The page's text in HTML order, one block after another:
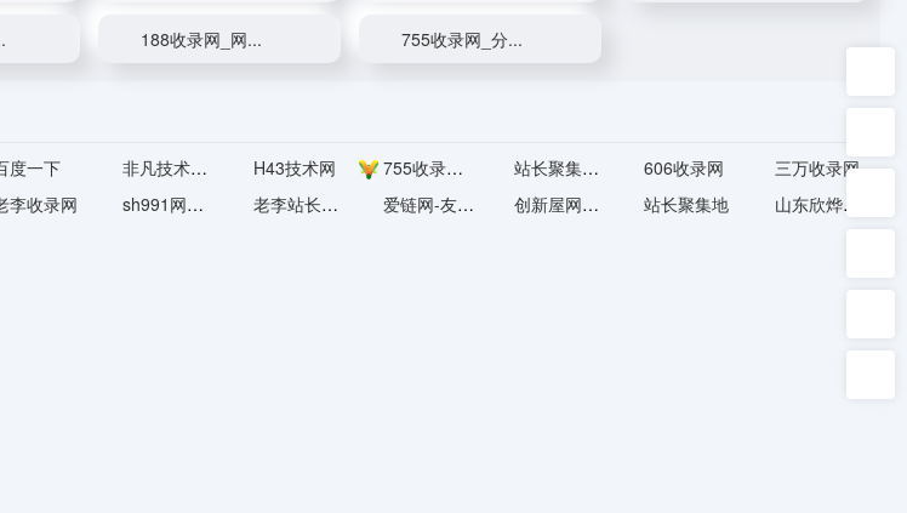
188收录网_网... 755收录网_分...
度一下 非凡技术导航 H43技术网 755收录网_分... 站长聚集站_技... 606收录网
三万收录网
李收录网 sh991网址导航... 老李站长网_技... 爱链网-友情链... 创新屋网址百... 站长聚集地 山东欣烨化工